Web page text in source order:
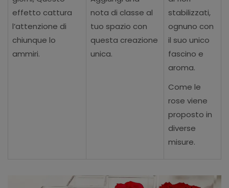
effetto cattura
l’attenzione di
chiunque lo
ammiri.
nota di classe al
tuo spazio con
questa creazione
unica.
stabilizzati,
ognuno con
il suo unico
fascino e
aroma.
Come le
rose viene
proposto in
diverse
misure.